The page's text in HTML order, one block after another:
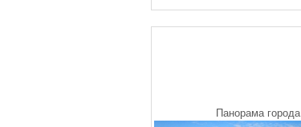
Панорама города